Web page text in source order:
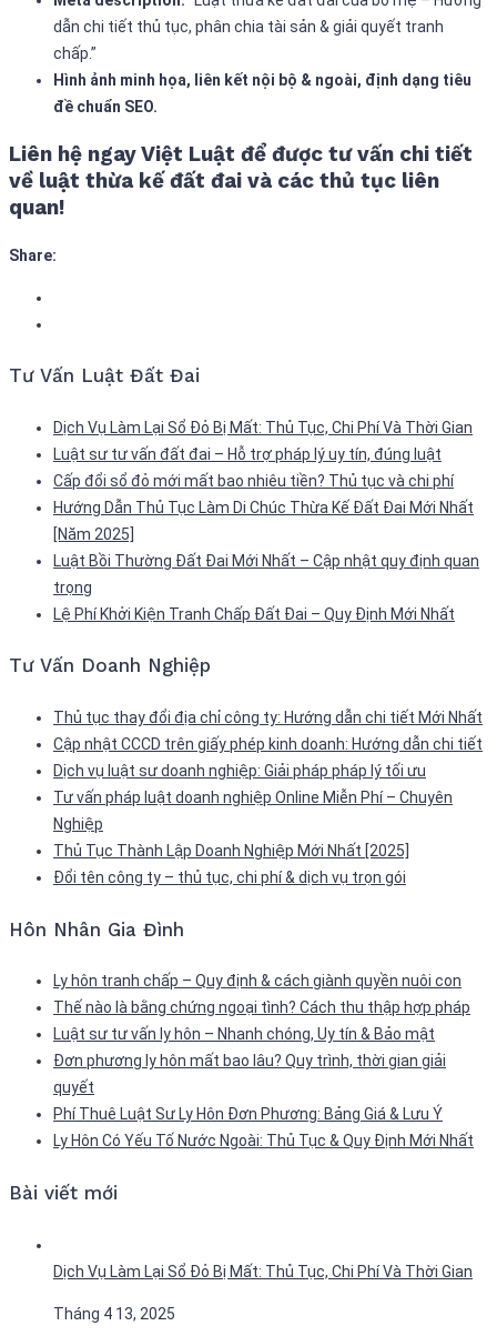
dẫn chi tiết thủ tục, phân chia tài sản & giải quyết tranh
chấp.”
Hình ảnh minh họa, liên kết nội bộ & ngoài, định dạng tiêu
đề chuẩn SEO.
Liên hệ ngay Việt Luật để được tư vấn chi tiết
về luật thừa kế đất đai và các thủ tục liên
quan!
Share:
Tư Vấn Luật Đất Đai
Dịch Vụ Làm Lại Sổ Đỏ Bị Mất: Thủ Tục, Chi Phí Và Thời Gian
Luật sư tư vấn đất đai – Hỗ trợ pháp lý uy tín, đúng luật
Cấp đổi sổ đỏ mới mất bao nhiêu tiền? Thủ tục và chi phí
Hướng Dẫn Thủ Tục Làm Di Chúc Thừa Kế Đất Đai Mới Nhất
[Năm 2025]
Luật Bồi Thường Đất Đai Mới Nhất – Cập nhật quy định quan
trọng
Lệ Phí Khởi Kiện Tranh Chấp Đất Đai – Quy Định Mới Nhất
Tư Vấn Doanh Nghiệp
Thủ tục thay đổi địa chỉ công ty: Hướng dẫn chi tiết Mới Nhất
Cập nhật CCCD trên giấy phép kinh doanh: Hướng dẫn chi tiết
Dịch vụ luật sư doanh nghiệp: Giải pháp pháp lý tối ưu
Tư vấn pháp luật doanh nghiệp Online Miễn Phí – Chuyên
Nghiệp
Thủ Tục Thành Lập Doanh Nghiệp Mới Nhất [2025]
Đổi tên công ty – thủ tục, chi phí & dịch vụ trọn gói
Hôn Nhân Gia Đình
Ly hôn tranh chấp – Quy định & cách giành quyền nuôi con
Thế nào là bằng chứng ngoại tình? Cách thu thập hợp pháp
Luật sư tư vấn ly hôn – Nhanh chóng, Uy tín & Bảo mật
Đơn phương ly hôn mất bao lâu? Quy trình, thời gian giải
quyết
Phí Thuê Luật Sư Ly Hôn Đơn Phương: Bảng Giá & Lưu Ý
Ly Hôn Có Yếu Tố Nước Ngoài: Thủ Tục & Quy Định Mới Nhất
Bài viết mới
Dịch Vụ Làm Lại Sổ Đỏ Bị Mất: Thủ Tục, Chi Phí Và Thời Gian
Tháng 4 13, 2025